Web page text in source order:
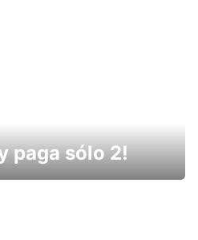
paga sólo 2!